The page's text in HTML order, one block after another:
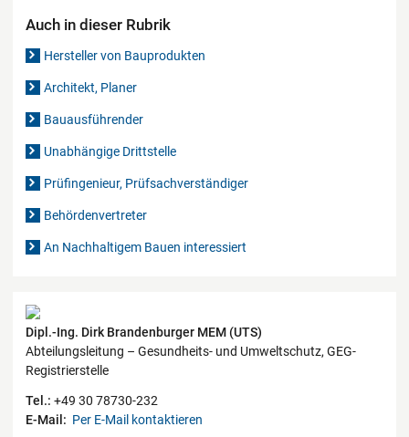
Auch in dieser Rubrik
Hersteller von Bauprodukten
Architekt, Planer
Bauausführender
Unabhängige Drittstelle
Prüfingenieur, Prüfsachverständiger
Behördenvertreter
An Nachhaltigem Bauen interessiert
Kontaktdaten
Dipl.-Ing. Dirk Brandenburger MEM (UTS)
Abteilungsleitung – Gesundheits- und Umweltschutz, GEG-
Registrierstelle
Tel.: +49 30 78730-232
E-Mail: Per E-Mail kontaktieren